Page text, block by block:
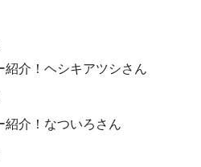
介！ヘシキアツシさん
介！なついろさん